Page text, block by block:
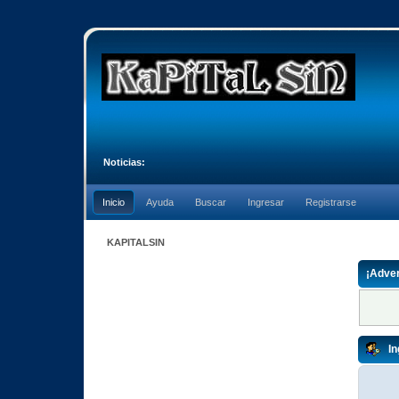
Noticias:
Inicio Ayuda Buscar Ingresar Registrarse
KAPITALSIN